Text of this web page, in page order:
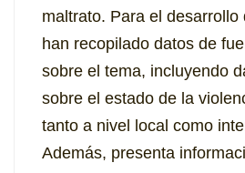
maltrato. Para el desarrollo
han recopilado datos de
sobre el tema, incluyendo
sobre el estado de la
tanto a nivel local como
Además, presenta